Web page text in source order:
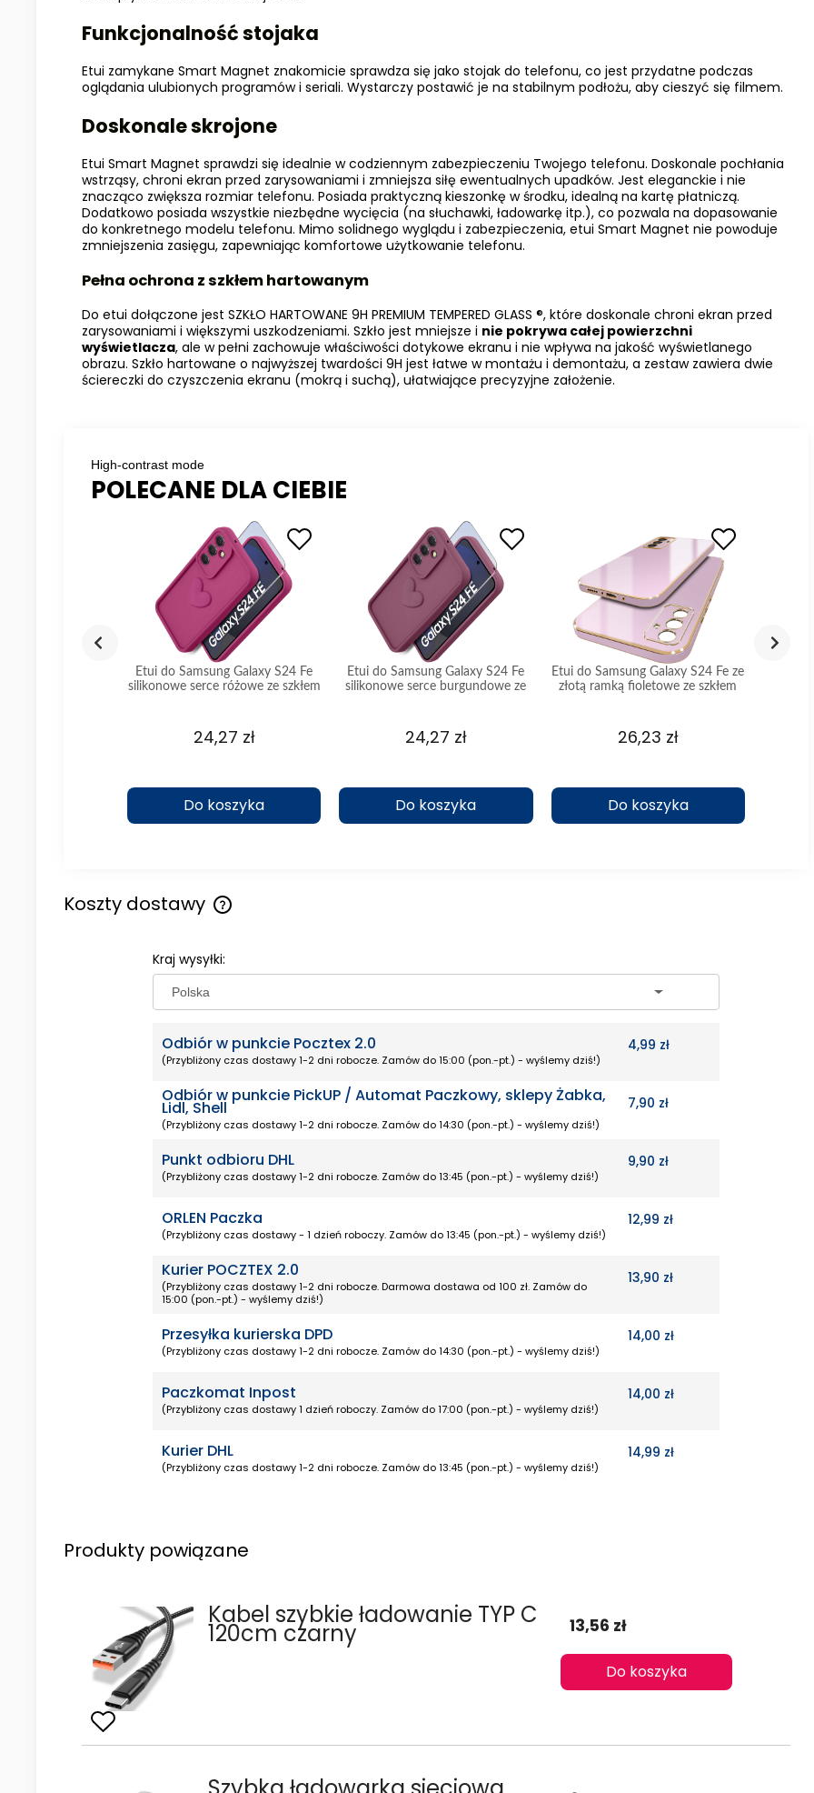
Funkcjonalność stojaka
Etui zamykane Smart Magnet znakomicie sprawdza się jako stojak do telefonu, co jest przydatne podczas
oglądania ulubionych programów i seriali. Wystarczy postawić je na stabilnym podłożu, aby cieszyć się filmem.
Doskonale skrojone
Etui Smart Magnet sprawdzi się idealnie w codziennym zabezpieczeniu Twojego telefonu. Doskonale pochłania
wstrząsy, chroni ekran przed zarysowaniami i zmniejsza siłę ewentualnych upadków. Jest eleganckie i nie
znacząco zwiększa rozmiar telefonu. Posiada praktyczną kieszonkę w środku, idealną na kartę płatniczą.
Dodatkowo posiada wszystkie niezbędne wycięcia (na słuchawki, ładowarkę itp.), co pozwala na dopasowanie
do konkretnego modelu telefonu. Mimo solidnego wyglądu i zabezpieczenia, etui Smart Magnet nie powoduje
zmniejszenia zasięgu, zapewniając komfortowe użytkowanie telefonu.
Pełna ochrona z szkłem hartowanym
Do etui dołączone jest SZKŁO HARTOWANE 9H PREMIUM TEMPERED GLASS ®, które doskonale chroni ekran przed
zarysowaniami i większymi uszkodzeniami. Szkło jest mniejsze i nie pokrywa całej powierzchni
wyświetlacza, ale w pełni zachowuje właściwości dotykowe ekranu i nie wpływa na jakość wyświetlanego
obrazu. Szkło hartowane o najwyższej twardości 9H jest łatwe w montażu i demontażu, a zestaw zawiera dwie
ściereczki do czyszczenia ekranu (mokrą i suchą), ułatwiające precyzyjne założenie.
High-contrast mode
POLECANE DLA CIEBIE
Etui do Samsung Galaxy S24 Fe
silikonowe serce różowe ze szkłem
24,27 zł
Do koszyka
Etui do Samsung Galaxy S24 Fe
silikonowe serce burgundowe ze
24,27 zł
Do koszyka
Etui do Samsung Galaxy S24 Fe ze
złotą ramką fioletowe ze szkłem
26,23 zł
Do koszyka
Koszty dostawy
Kraj wysyłki:
Odbiór w punkcie Pocztex 2.0
(Przybliżony czas dostawy 1-2 dni robocze. Zamów do 15:00 (pon.-pt.) - wyślemy dziś!)
4,99 zł
Odbiór w punkcie PickUP / Automat Paczkowy, sklepy Żabka,
Lidl, Shell
(Przybliżony czas dostawy 1-2 dni robocze. Zamów do 14:30 (pon.-pt.) - wyślemy dziś!)
7,90 zł
Punkt odbioru DHL
(Przybliżony czas dostawy 1-2 dni robocze. Zamów do 13:45 (pon.-pt.) - wyślemy dziś!)
9,90 zł
ORLEN Paczka
(Przybliżony czas dostawy - 1 dzień roboczy. Zamów do 13:45 (pon.-pt.) - wyślemy dziś!)
12,99 zł
Kurier POCZTEX 2.0
(Przybliżony czas dostawy 1-2 dni robocze. Darmowa dostawa od 100 zł. Zamów do
15:00 (pon.-pt.) - wyślemy dziś!)
13,90 zł
Przesyłka kurierska DPD
(Przybliżony czas dostawy 1-2 dni robocze. Zamów do 14:30 (pon.-pt.) - wyślemy dziś!)
14,00 zł
Paczkomat Inpost
(Przybliżony czas dostawy 1 dzień roboczy. Zamów do 17:00 (pon.-pt.) - wyślemy dziś!)
14,00 zł
Kurier DHL
(Przybliżony czas dostawy 1-2 dni robocze. Zamów do 13:45 (pon.-pt.) - wyślemy dziś!)
14,99 zł
Produkty powiązane
Kabel szybkie ładowanie TYP C
120cm czarny 13,56 zł
Do koszyka